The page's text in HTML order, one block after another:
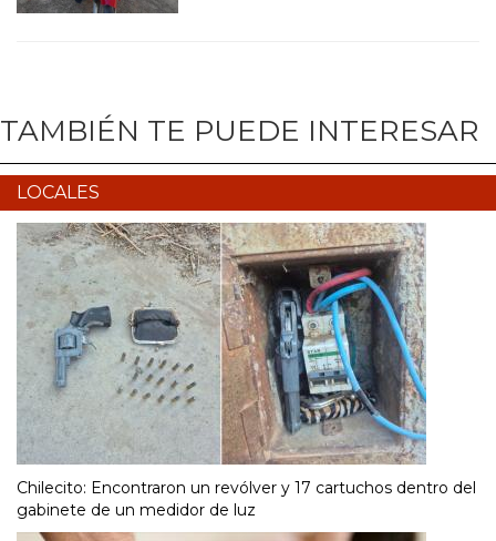
TAMBIÉN TE PUEDE INTERESAR
LOCALES
Chilecito: Encontraron un revólver y 17 cartuchos dentro del
gabinete de un medidor de luz